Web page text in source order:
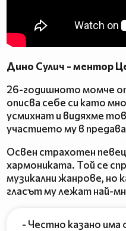
Дино Сулич - ментор
26-годишното момче
описва себе си като
усмихнат и видяхме
участието му в
Освен страхотен
хармониката. Той се
музикални жанрове, но
гласът му лежат най-
- Честно казано има